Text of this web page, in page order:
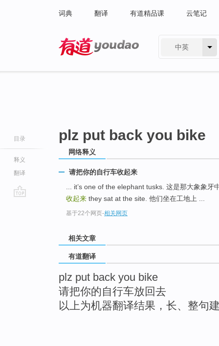
词典 翻译 有道精品课 云笔记
中英
目录
释义
翻译
plz put back you bike
网络释义
请把你的自行车收起来
... it’s one of the elephant tusks. 这是那大象象牙
收起来 they sat at the site. 他们坐在工地上 ...
基于22个网页-相关网页
相关文章
有道翻译
plz put back you bike
请把你的自行车放回去
以上为机器翻译结果，长、整句